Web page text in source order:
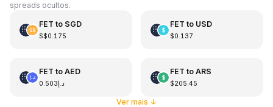
spreads ocultos.
FET to SGD
S$0.175
FET to USD
$0.137
FET to AED
د.إ0.503
FET to ARS
$205.45
Ver mais ↓